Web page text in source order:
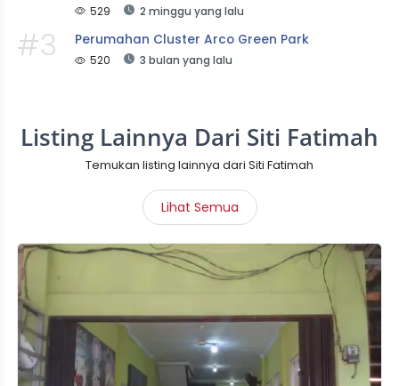
529 2 minggu yang lalu
#3 Perumahan Cluster Arco Green Park
520 3 bulan yang lalu
Listing Lainnya Dari Siti Fatimah
Temukan listing lainnya dari Siti Fatimah
Lihat Semua